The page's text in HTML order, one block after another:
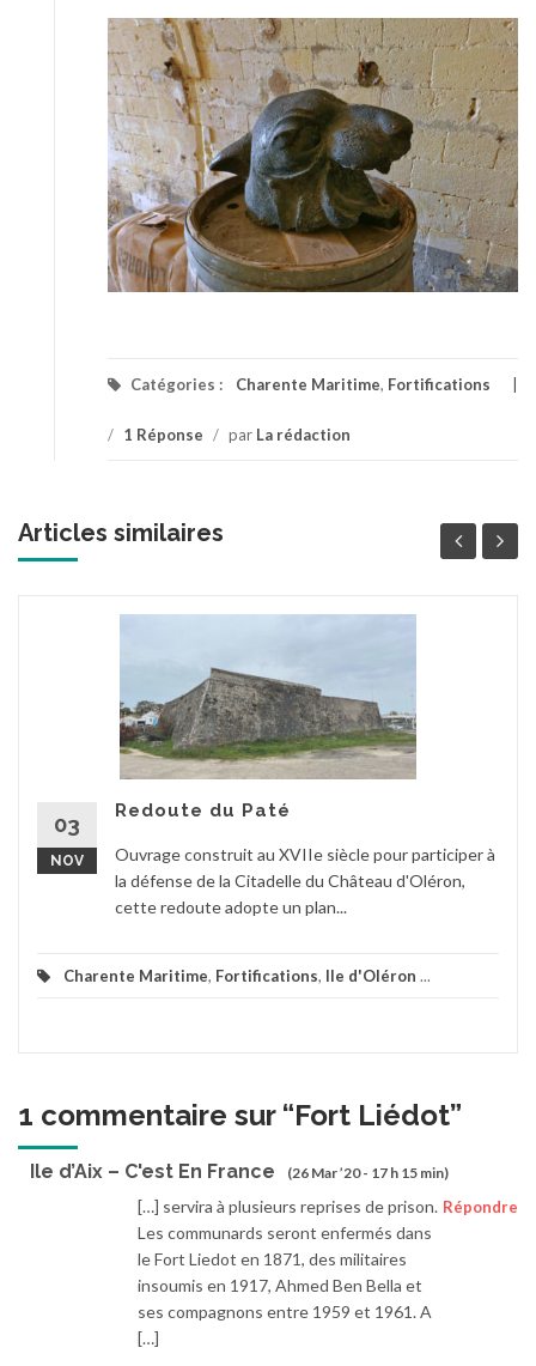
Catégories : Charente Maritime, Fortifications
/ 1 Réponse / par La rédaction
Articles similaires
03
NOV
Redoute du Paté
Ouvrage construit au XVIIe siècle pour participer à
la défense de la Citadelle du Château d'Oléron,
cette redoute adopte un plan...
Charente Maritime, Fortifications, Ile d'Oléron ...
1 commentaire sur “Fort Liédot”
Ile d’Aix – C'est En France (26 Mar ’20 - 17 h 15 min)
Répondre
[…] servira à plusieurs reprises de prison.
Les communards seront enfermés dans
le Fort Liedot en 1871, des militaires
insoumis en 1917, Ahmed Ben Bella et
ses compagnons entre 1959 et 1961. A
[…]